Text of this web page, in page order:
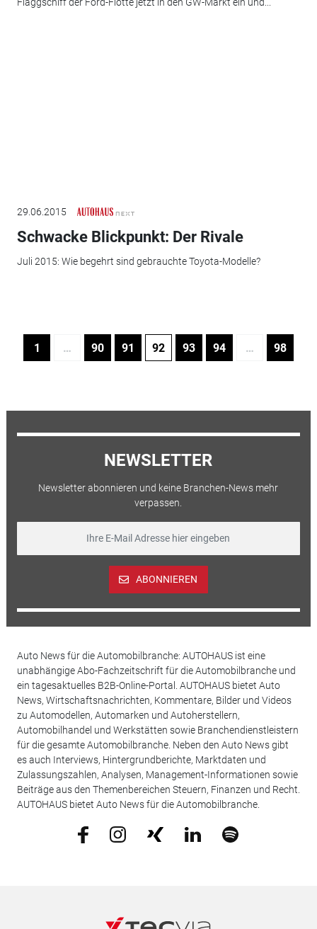
29.06.2015
Schwacke Blickpunkt: Der Rivale
Juli 2015: Wie begehrt sind gebrauchte Toyota-Modelle?
1 … 90 91 92 93 94 … 98
NEWSLETTER
Newsletter abonnieren und keine Branchen-News mehr
verpassen.
ABONNIEREN
Auto News für die Automobilbranche: AUTOHAUS ist eine
unabhängige Abo-Fachzeitschrift für die Automobilbranche und
ein tagesaktuelles B2B-Online-Portal. AUTOHAUS bietet Auto
News, Wirtschaftsnachrichten, Kommentare, Bilder und Videos
zu Automodellen, Automarken und Autoherstellern,
Automobilhandel und Werkstätten sowie Branchendienstleistern
für die gesamte Automobilbranche. Neben den Auto News gibt
es auch Interviews, Hintergrundberichte, Marktdaten und
Zulassungszahlen, Analysen, Management-Informationen sowie
Beiträge aus den Themenbereichen Steuern, Finanzen und Recht.
AUTOHAUS bietet Auto News für die Automobilbranche.